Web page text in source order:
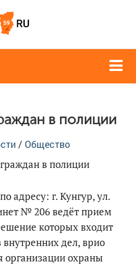
в полиции
/ Общество
адресу: г. Кунгур, ул.
№ 206 ведёт прием
которых входит
дел, врио
организации охраны